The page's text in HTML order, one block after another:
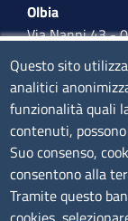
Olbia
Via Nanni 43 -
Tel. 0789
mail:
lunedì al
- 17,00
CONTATTI
Questo sito
analitici
funzionalità quali
contenuti,
Suo consenso,
consentono alla
Tramite questo